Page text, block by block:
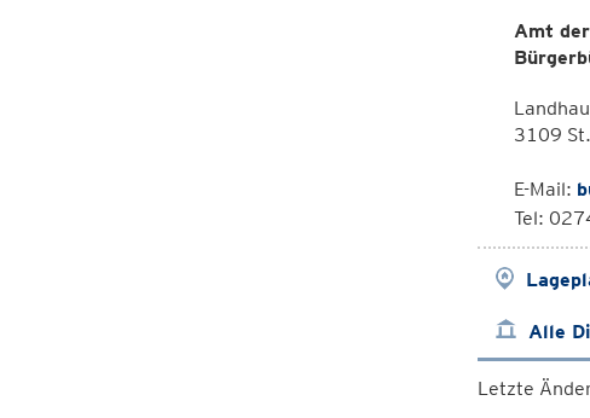
Amt
3109
E-Mail:
Tel:
Alle
Letzte